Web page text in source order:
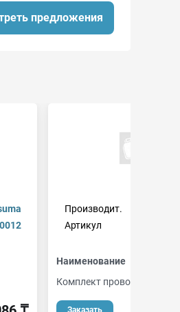
предложения
Производит.
Артикул
Наименование
Комплект проводов
Заказать